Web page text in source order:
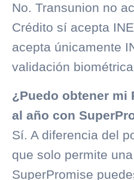
No. Transunion no
Crédito sí acepta
acepta únicamente
validación
¿Puedo obtener mi
al año con
Sí. A diferencia del
que solo permite
SuperPromise